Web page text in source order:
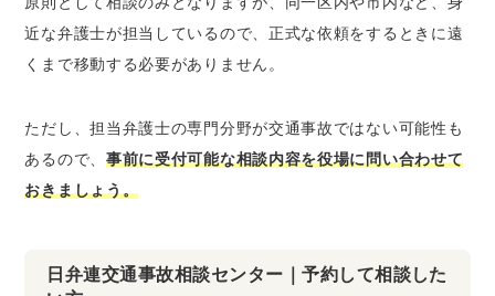
近な弁護士が担当しているので、正式な依頼をするときに遠
くまで移動する必要がありません。
ただし、担当弁護士の専門分野が交通事故ではない可能性も
あるので、 事前に受付可能な相談内容を役場に問い合わせて
おきましょう。
日弁連交通事故相談センター｜予約して相談した